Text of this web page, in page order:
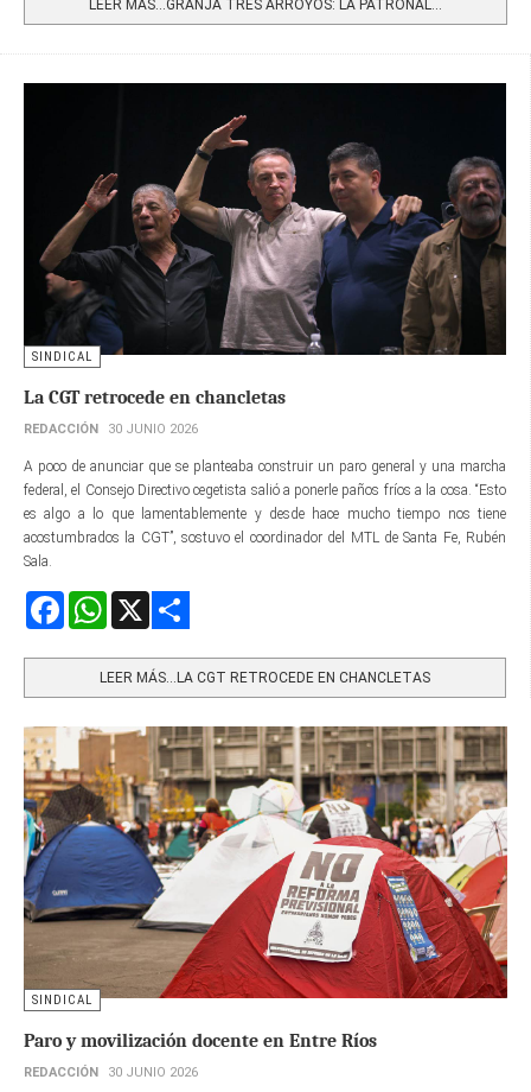
LEER MÁS…GRANJA TRES ARROYOS: LA PATRONAL...
SINDICAL
La CGT retrocede en chancletas
REDACCIÓN 30 JUNIO 2026
A poco de anunciar que se planteaba construir un paro general y una marcha
federal, el Consejo Directivo cegetista salió a ponerle paños fríos a la cosa. “Esto
es algo a lo que lamentablemente y desde hace mucho tiempo nos tiene
acostumbrados la CGT”, sostuvo el coordinador del MTL de Santa Fe, Rubén
Sala.
FacebookWhatsApp
LEER MÁS…LA CGT RETROCEDE EN CHANCLETAS
SINDICAL
Paro y movilización docente en Entre Ríos
REDACCIÓN 30 JUNIO 2026